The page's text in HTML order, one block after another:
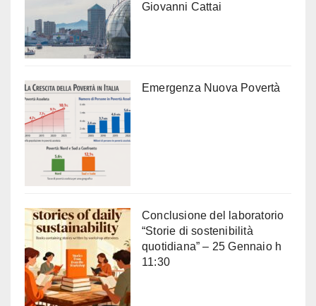
Giovanni Cattai
Emergenza Nuova Povertà
Conclusione del laboratorio
“Storie di sostenibilità
quotidiana” – 25 Gennaio h
11:30